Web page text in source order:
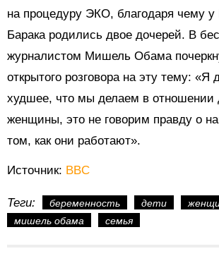
на процедуру ЭКО, благодаря чему
Барака родились двое дочерей. В
журналистом Мишель Обама
открытого розговора на эту тему: «Я
худшее, что мы делаем в отношении
женщины, это не говорим правду о
том, как они работают».
Источник: BBC
Теги: беременность дети
мишель обама
семья